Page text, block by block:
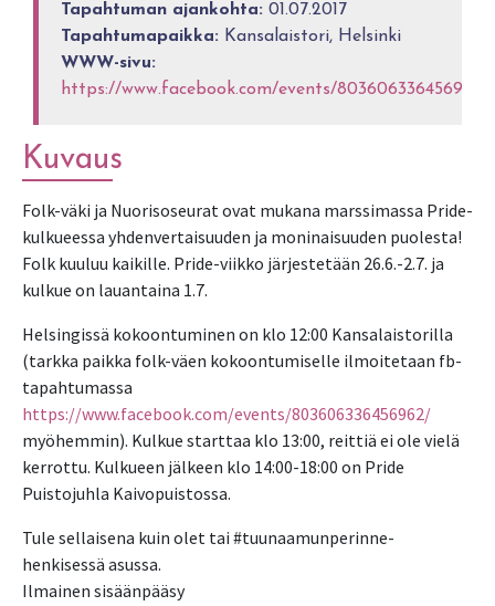
Tapahtuman ajankohta: 01.07.2017
Tapahtumapaikka: Kansalaistori, Helsinki
WWW-sivu:
https://www.facebook.com/events/803606336456962/
Kuvaus
Folk-väki ja Nuorisoseurat ovat mukana marssimassa Pride-
kulkueessa yhdenvertaisuuden ja moninaisuuden puolesta!
Folk kuuluu kaikille. Pride-viikko järjestetään 26.6.-2.7. ja
kulkue on lauantaina 1.7.
Helsingissä kokoontuminen on klo 12:00 Kansalaistorilla
(tarkka paikka folk-väen kokoontumiselle ilmoitetaan fb-
tapahtumassa
https://www.facebook.com/events/803606336456962/
myöhemmin). Kulkue starttaa klo 13:00, reittiä ei ole vielä
kerrottu. Kulkueen jälkeen klo 14:00-18:00 on Pride
Puistojuhla Kaivopuistossa.
Tule sellaisena kuin olet tai #tuunaamunperinne-
henkisessä asussa.
Ilmainen sisäänpääsy